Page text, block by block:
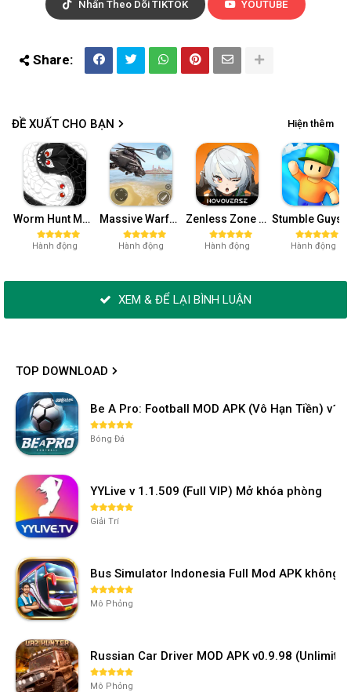
Nhấn Theo Dõi TIKTOK YOUTUBE
ĐỀ XUẤT CHO BẠN Hiện thêm
Worm Hunt Mod APK (Vô hạn tiền) v3.9.5
Hành động
Massive Warfare: Tăng chiến Mod APK v1.81.432
Hành động
Zenless Zone Zero-Gamota Mod APK 1.0.0
Hành động Hành động
XEM & ĐỂ LẠI BÌNH LUẬN
TOP DOWNLOAD
Be A Pro: Football MOD APK (Vô Hạn Tiền)
Bóng Đá
YYLive v 1.1.509 (Full VIP) Mở khóa phòng
Giải Trí
Bus Simulator Indonesia Full Mod APK không
Mô Phỏng
Russian Car Driver MOD APK v0.9.98
Mô Phỏng